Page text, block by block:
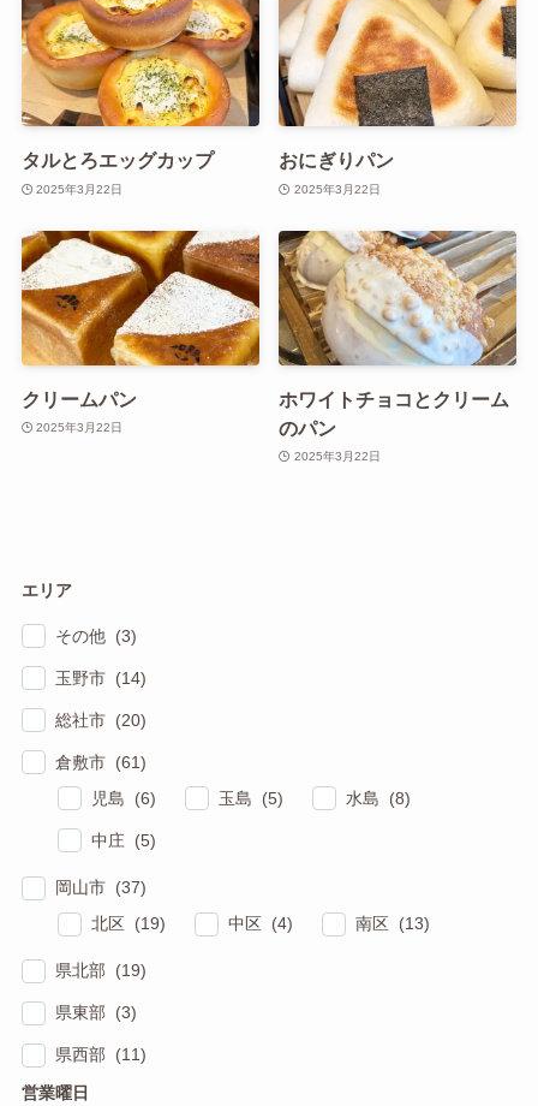
タルとろエッグカップ
2025年3月22日
おにぎりパン
2025年3月22日
クリームパン
2025年3月22日
ホワイトチョコとクリーム
のパン
2025年3月22日
エリア
その他 (3)
玉野市 (14)
総社市 (20)
倉敷市 (61)
児島 (6)
玉島 (5) 水島 (8)
中庄 (5)
岡山市 (37)
北区 (19)
中区 (4) 南区 (13)
県北部 (19)
県東部 (3)
県西部 (11)
営業曜日